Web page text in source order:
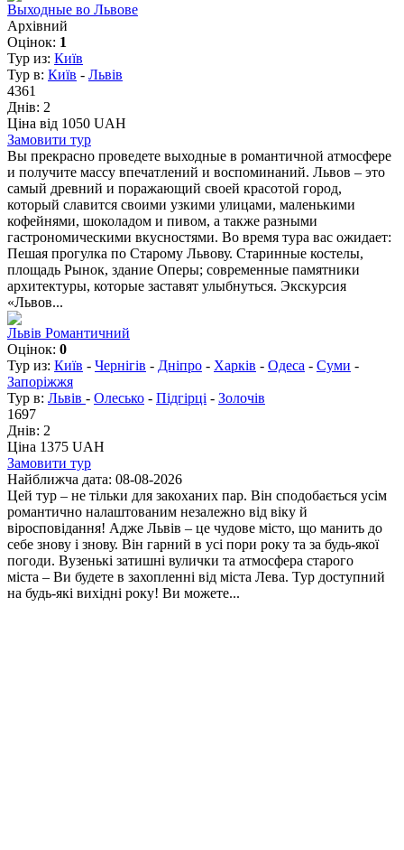
Выходные во Львове
Архівний
Оцінок: 1
Тур из: Київ
Тур в: Київ - Львів
4361
Днів: 2
Ціна від 1050 UAH
Замовити тур
Вы прекрасно проведете выходные в романтичной атмосфере
и получите массу впечатлений и воспоминаний. Львов – это
самый древний и поражающий своей красотой город,
который славится своими узкими улицами, маленькими
кофейнями, шоколадом и пивом, а также разными
гастрономическими вкусностями. Во время тура вас ожидает:
Пешая прогулка по Старому Львову. Старинные костелы,
площадь Рынок, здание Оперы; современные памятники
архитектуры, которые заставят улыбнуться. Экскурсия
«Львов...
Львів Романтичний
Оцінок: 0
Тур из: Київ - Чернігів - Дніпро - Харків - Одеса - Суми -
Запоріжжя
Тур в: Львів - Олесько - Підгірці - Золочів
1697
Днів: 2
Ціна 1375 UAH
Замовити тур
Найближча дата: 08-08-2026
Цей тур – не тільки для закоханих пар. Він сподобається усім
романтично налаштованим незалежно від віку й
віросповідання! Адже Львів – це чудове місто, що манить до
себе знову і знову. Він гарний в усі пори року та за будь-якої
погоди. Вузенькі затишні вулички та атмосфера старого
міста – Ви будете в захопленні від міста Лева. Тур доступний
на будь-які вихідні року! Ви можете...